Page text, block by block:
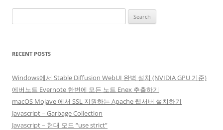
for:
RECENT POSTS
Windows에서 Stable Diffusion WebUI 완벽 설치 (NVIDIA GPU 기준)
에버노트 Evernote 한번에 모든 노트 Enex 추출하기
macOS Mojave 에서 SSL 지원하는 Apache 웹서버 설치하기
Javascript – Garbage Collection
Javascript – 현대 모드 “use strict”